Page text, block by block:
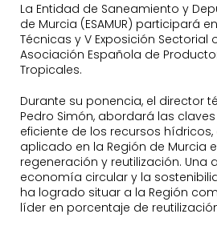
La Entidad de Saneamiento y
de Murcia (ESAMUR) participará
Técnicas y V Exposición
Asociación Española de
Tropicales.
Durante su ponencia, el director
Pedro Simón, abordará las
eficiente de los recursos
aplicado en la Región de Murcia
regeneración y reutilización. Una
economía circular y la
ha logrado situar a la Región
líder en porcentaje de